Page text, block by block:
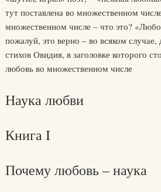
тут поставлена во множественном
множественном числе – что это?
пожалуй, это верно – во всяком случае,
стихов Овидия, в заголовке которого
любовь во множественном числе
Наука любви
Книга I
Почему любовь – наука